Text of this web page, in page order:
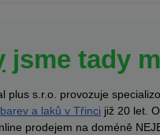
jsme tady
plus s.r.o. provozuje
barev a laků v Třinci již 20 let.
prodejem na doméně